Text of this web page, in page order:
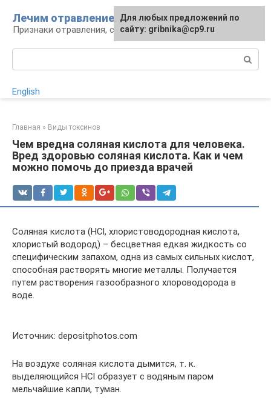
контенту
Лечим отравление
Признаки отравления, способы лечения
English
Главная » Виды токсинов
Чем вредна соляная кислота для человека.
Вред здоровью соляная кислота. Как и чем
можно помочь до приезда врачей
Соляная кислота (HCl, хлористоводородная кислота,
хлористый водород) – бесцветная едкая жидкость со
специфическим запахом, одна из самых сильных кислот,
способная растворять многие металлы. Получается
путем растворения газообразного хлороводорода в
воде.
Источник: depositphotos.com
На воздухе соляная кислота дымится, т. к.
выделяющийся HCl образует с водяным паром
мельчайшие капли, туман.
Для любых предложений по
сайту: gribnika@cp9.ru